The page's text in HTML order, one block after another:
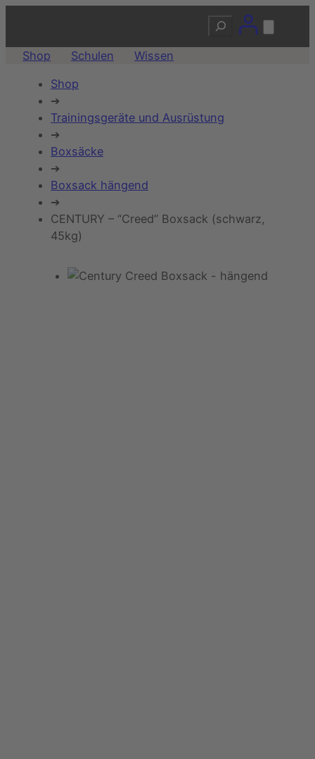
Suchen
Shop Schulen Wissen
Shop
➔
Trainingsgeräte und Ausrüstung
➔
Boxsäcke
➔
Boxsack hängend
➔
CENTURY – “Creed” Boxsack (schwarz,
45kg)